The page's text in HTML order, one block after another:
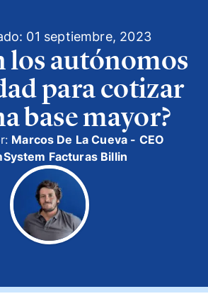
01 septiembre, 2023
los autónomos
para cotizar
base mayor?
Marcos De La Cueva - CEO
Facturas Billin